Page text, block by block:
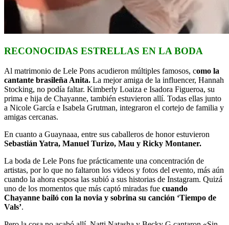
RECONOCIDAS ESTRELLAS EN LA BODA
Al matrimonio de Lele Pons acudieron múltiples famosos, como la
cantante brasileña Anita. La mejor amiga de la influencer, Hannah
Stocking, no podía faltar. Kimberly Loaiza e Isadora Figueroa, su
prima e hija de Chayanne, también estuvieron allí. Todas ellas junto
a Nicole García e Isabela Grutman, integraron el cortejo de familia y
amigas cercanas.
En cuanto a Guaynaaa, entre sus caballeros de honor estuvieron
Sebastián Yatra, Manuel Turizo, Mau y Ricky Montaner.
La boda de Lele Pons fue prácticamente una concentración de
artistas, por lo que no faltaron los videos y fotos del evento, más aún
cuando la ahora esposa las subió a sus historias de Instagram. Quizá
uno de los momentos que más captó miradas fue cuando
Chayanne bailó con la novia y sobrina su canción ‘Tiempo de
Vals’.